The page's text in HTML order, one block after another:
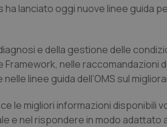
ha lanciato oggi nuove linee guida
e della gestione delle
nelle raccomandazioni
linee guida dell’OMS sul
le migliori informazioni disponibili
e nel rispondere in modo